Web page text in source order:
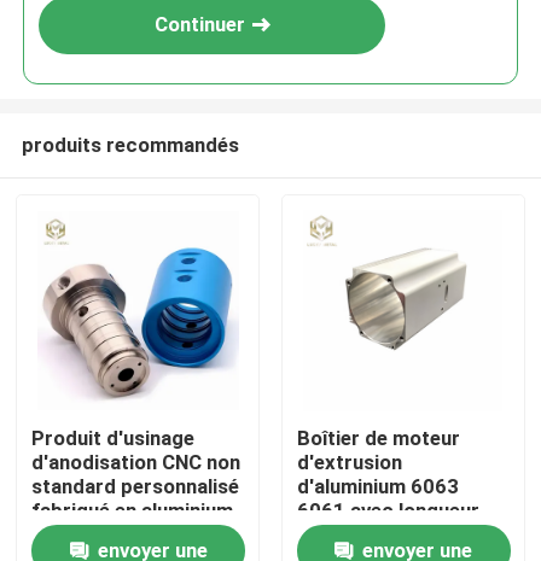
Aperçu
Produits
A propos de nous
Continuer
produits recommandés
Produit d'usinage
d'anodisation CNC non
standard personnalisé
fabriqué en aluminium
6061 6063 2024 pour
envoyer une
Boîtier de moteur
d'extrusion
d'aluminium 6063
6061 avec longueur
personnalisée et
envoyer une